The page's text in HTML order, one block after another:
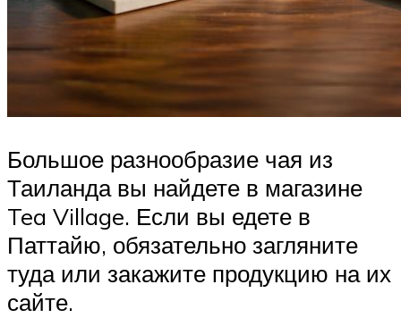
Большое разнообразие чая из
Таиланда вы найдете в магазине
Tea Village. Если вы едете в
Паттайю, обязательно загляните
туда или закажите продукцию на их
сайте.